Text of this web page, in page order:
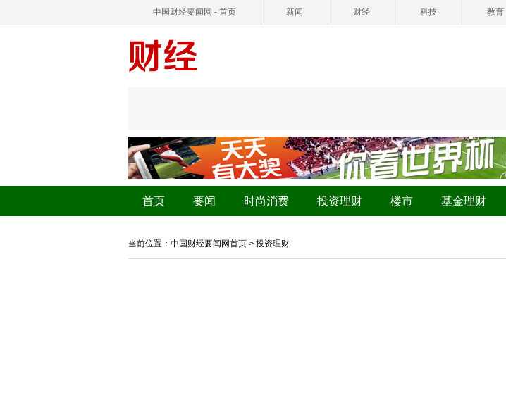
中国财经要闻网 - 首页 新闻 财经 科技 教育
首页 要闻 时尚消费 投资理财 楼市 基金理财
当前位置： 中国财经要闻网首页 > 投资理财